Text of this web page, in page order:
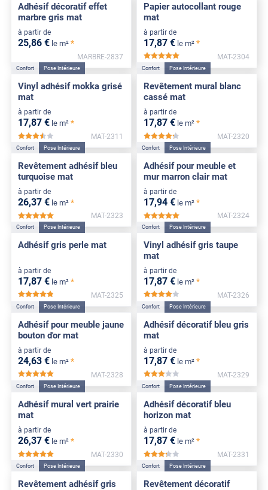
Adhésif décoratif effet
marbre gris mat
à partir de
25,86 € le m² *
MARBRE-2837
Papier autocollant rouge
mat
à partir de
17,87 € le m² *
MAT-2304
Confort Pose Intérieure
Vinyl adhésif mokka grisé
mat
à partir de
17,87 € le m² *
*****
MAT-2311
Confort Pose Intérieure
Revêtement mural blanc
cassé mat
à partir de
17,87 € le m² *
*****
MAT-2320
Confort Pose Intérieure
Revêtement adhésif bleu
turquoise mat
à partir de
26,37 € le m² *
*****
MAT-2323
Confort Pose Intérieure
Adhésif pour meuble et
mur marron clair mat
à partir de
17,94 € le m² *
MAT-2324
Confort Pose Intérieure
Adhésif gris perle mat
à partir de
17,87 € le m² *
*****
MAT-2325
Confort Pose Intérieure
Vinyl adhésif gris taupe
mat
à partir de
17,87 € le m² *
*****
MAT-2326
Confort Pose Intérieure
Adhésif pour meuble jaune
bouton d'or mat
à partir de
24,63 € le m² *
MAT-2328
Confort Pose Intérieure
Adhésif décoratif bleu gris
mat
à partir de
17,87 € le m² *
*****
MAT-2329
Confort Pose Intérieure
Adhésif mural vert prairie
mat
à partir de
26,37 € le m² *
*****
MAT-2330
Confort Pose Intérieure
Adhésif décoratif bleu
horizon mat
à partir de
17,87 € le m² *
*****
MAT-2331
Confort Pose Intérieure
Revêtement adhésif gris
Confort Pose Intérieure
Revêtement décoratif